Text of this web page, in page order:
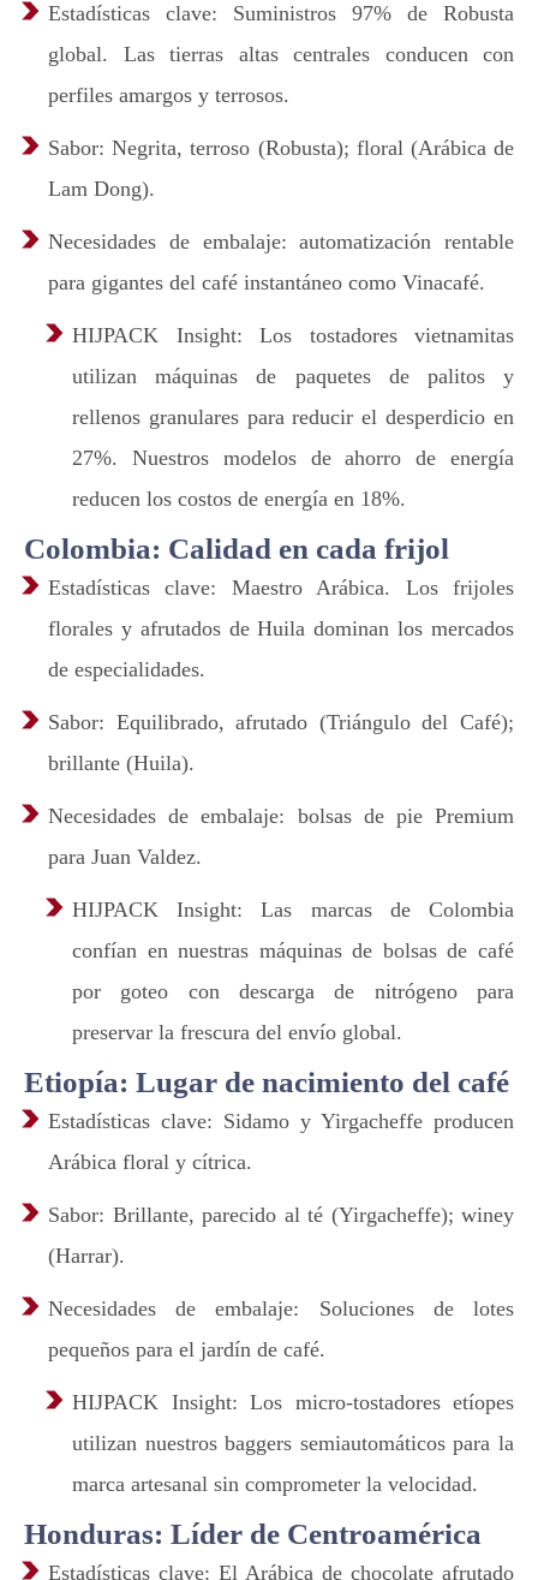
Estadísticas clave: Suministros 97% de Robusta
global. Las tierras altas centrales conducen con
perfiles amargos y terrosos.
Sabor: Negrita, terroso (Robusta); floral (Arábica de
Lam Dong).
Necesidades de embalaje: automatización rentable
para gigantes del café instantáneo como Vinacafé.
HIJPACK Insight: Los tostadores vietnamitas
utilizan máquinas de paquetes de palitos y
rellenos granulares para reducir el desperdicio en
27%. Nuestros modelos de ahorro de energía
reducen los costos de energía en 18%.
Colombia: Calidad en cada frijol
Estadísticas clave: Maestro Arábica. Los frijoles
florales y afrutados de Huila dominan los mercados
de especialidades.
Sabor: Equilibrado, afrutado (Triángulo del Café);
brillante (Huila).
Necesidades de embalaje: bolsas de pie Premium
para Juan Valdez.
HIJPACK Insight: Las marcas de Colombia
confían en nuestras máquinas de bolsas de café
por goteo con descarga de nitrógeno para
preservar la frescura del envío global.
Etiopía: Lugar de nacimiento del café
Estadísticas clave: Sidamo y Yirgacheffe producen
Arábica floral y cítrica.
Sabor: Brillante, parecido al té (Yirgacheffe); winey
(Harrar).
Necesidades de embalaje: Soluciones de lotes
pequeños para el jardín de café.
HIJPACK Insight: Los micro-tostadores etíopes
utilizan nuestros baggers semiautomáticos para la
marca artesanal sin comprometer la velocidad.
Honduras: Líder de Centroamérica
Estadísticas clave: El Arábica de chocolate afrutado